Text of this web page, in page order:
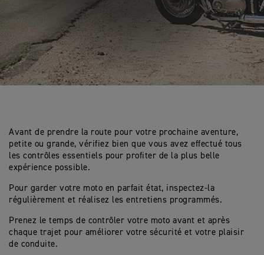
Avant de prendre la route pour votre prochaine aventure,
petite ou grande, vérifiez bien que vous avez effectué tous
les contrôles essentiels pour profiter de la plus belle
expérience possible.
Pour garder votre moto en parfait état, inspectez-la
régulièrement et réalisez les entretiens programmés.
Prenez le temps de contrôler votre moto avant et après
chaque trajet pour améliorer votre sécurité et votre plaisir
de conduite.